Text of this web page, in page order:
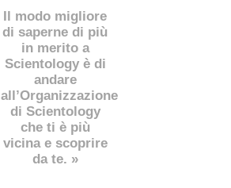
Il modo migliore
di saperne di più
in merito a
Scientology è di
andare
all’Organizzazione
di Scientology
che ti è più
vicina e scoprire
da te. »